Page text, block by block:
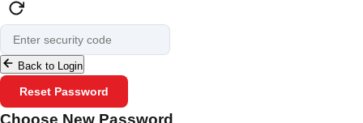
Back to Login
Reset Password
Choose New Password